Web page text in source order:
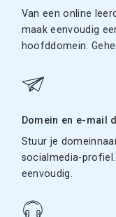
Van een online
maak eenvoudig
hoofddomein.
Domein en e-mail
Stuur je
socialmedia-
eenvoudig.